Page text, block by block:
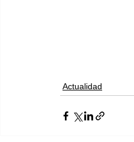
Actualidad